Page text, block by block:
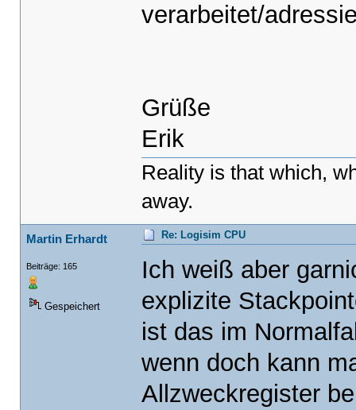
verarbeitet/
Grüße
Erik
Reality is that which,
away.
Martin Erhardt
Beiträge: 165
Gespeichert
Re: Logisim CPU
Ich weiß aber
explizite
ist das im
wenn doch kann
Allzweckregister